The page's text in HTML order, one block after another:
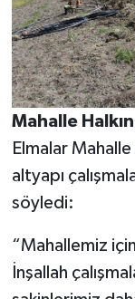
Mahalle
Elmalar
altyapı
söyledi:
“Mahallemiz
İnşallah